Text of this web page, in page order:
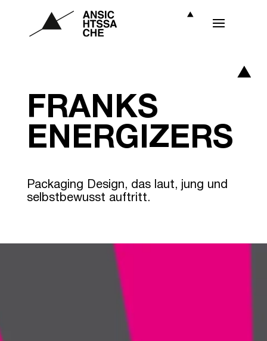
FRANKS
ENERGIZERS
Packaging Design, das laut, jung und
selbstbewusst auftritt.